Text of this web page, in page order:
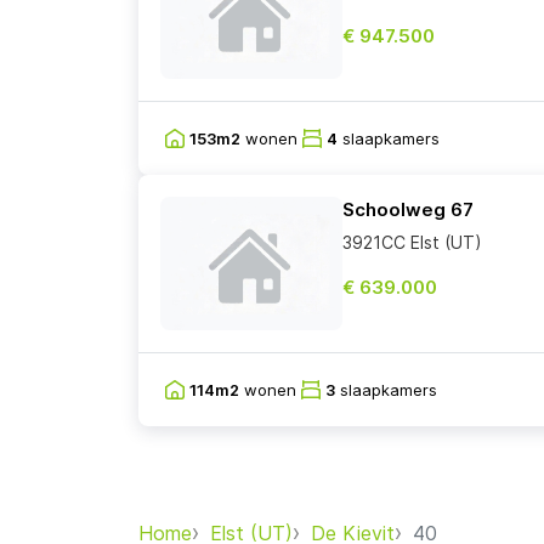
€ 947.500
153m2 wonen 4 slaapkamers
Schoolweg 67
3921CC Elst (UT)
€ 639.000
114m2 wonen 3 slaapkamers
Home Elst (UT) De Kievit 40